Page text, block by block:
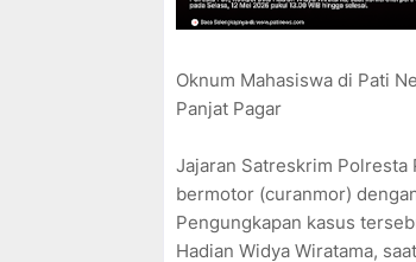
Oknum Mahasiswa di Pati
Panjat Pagar
Jajaran Satreskrim Polresta
bermotor (curanmor)
Pengungkapan kasus
Hadian Widya Wiratama,